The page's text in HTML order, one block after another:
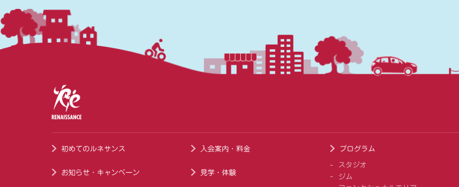
初めてのルネサンス
お知らせ・キャンペーン
入会案内・料金
見学・体験
プログラム
スタジオ
ジム